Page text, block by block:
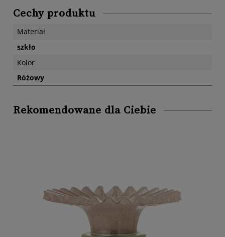
Cechy produktu
Materiał
szkło
Kolor
Różowy
Rekomendowane dla Ciebie